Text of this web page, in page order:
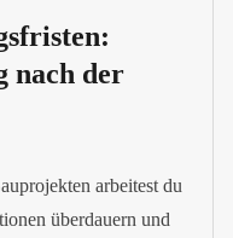
nach der
arbeitest du
überdauern und